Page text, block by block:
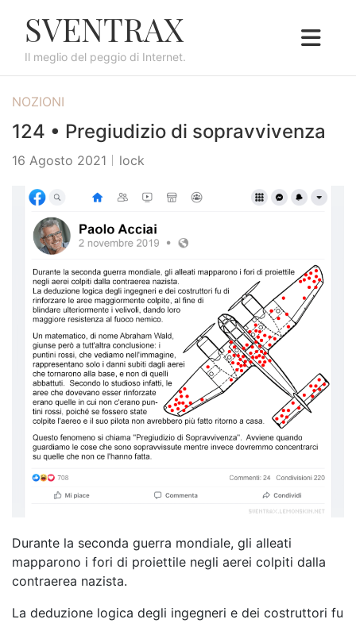
SVENTRAX
Il meglio del peggio di Internet.
NOZIONI
124 • Pregiudizio di sopravvivenza
16 Agosto 2021 lock
Durante la seconda guerra mondiale, gli alleati
mapparono i fori di proiettile negli aerei colpiti dalla
contraerea nazista.
La deduzione logica degli ingegneri e dei costruttori fu